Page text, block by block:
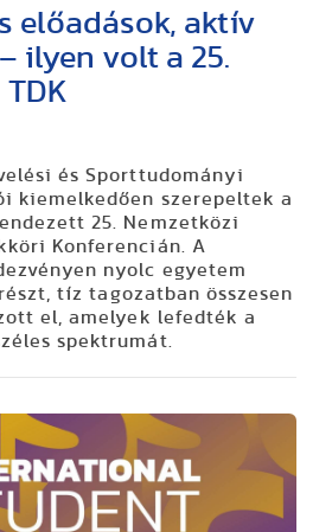
előadások, aktív
ilyen volt a 25.
és Sporttudományi
kiemelkedően szerepeltek a
25. Nemzetközi
Konferencián. A
nyolc egyetem
tíz tagozatban összesen
el, amelyek lefedték a
spektrumát.